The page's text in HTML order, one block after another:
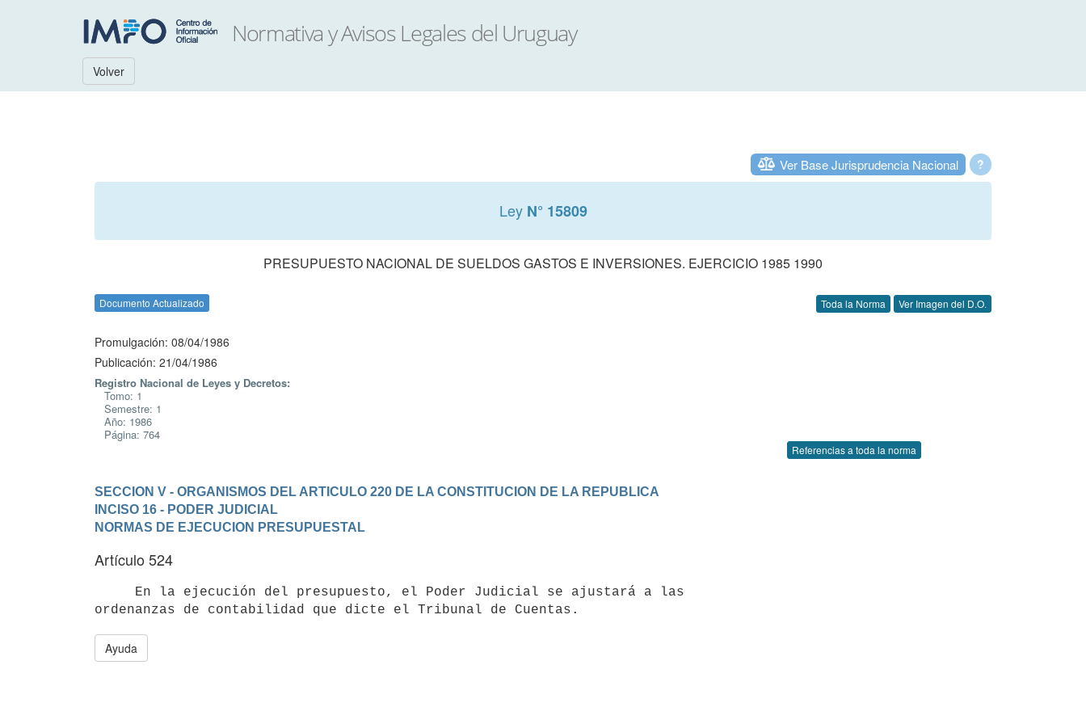
Volver
?
Ver Base Jurisprudencia Nacional
Ley N° 15809
PRESUPUESTO NACIONAL DE SUELDOS GASTOS E INVERSIONES. EJERCICIO 1985 1990
Documento Actualizado Toda la Norma Ver Imagen del D.O.
Promulgación: 08/04/1986
Publicación: 21/04/1986
Registro Nacional de Leyes y Decretos:
Tomo: 1
Semestre: 1
Año: 1986
Página: 764
Referencias a toda la norma
SECCION V - ORGANISMOS DEL ARTICULO 220 DE LA CONSTITUCION DE LA REPUBLICA
INCISO 16 - PODER JUDICIAL
NORMAS DE EJECUCION PRESUPUESTAL
Artículo 524
Ayuda